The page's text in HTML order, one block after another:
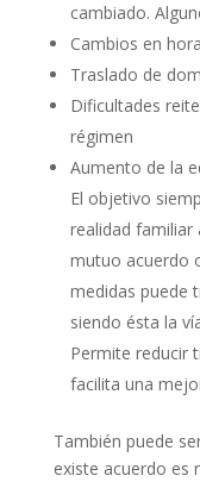
cambiado.
Cambios en
Traslado de
Dificultades
régimen
Aumento de la
El objetivo
realidad familiar
mutuo acuerdo
medidas puede
siendo ésta la
Permite reducir
facilita una
También puede
existe acuerdo es